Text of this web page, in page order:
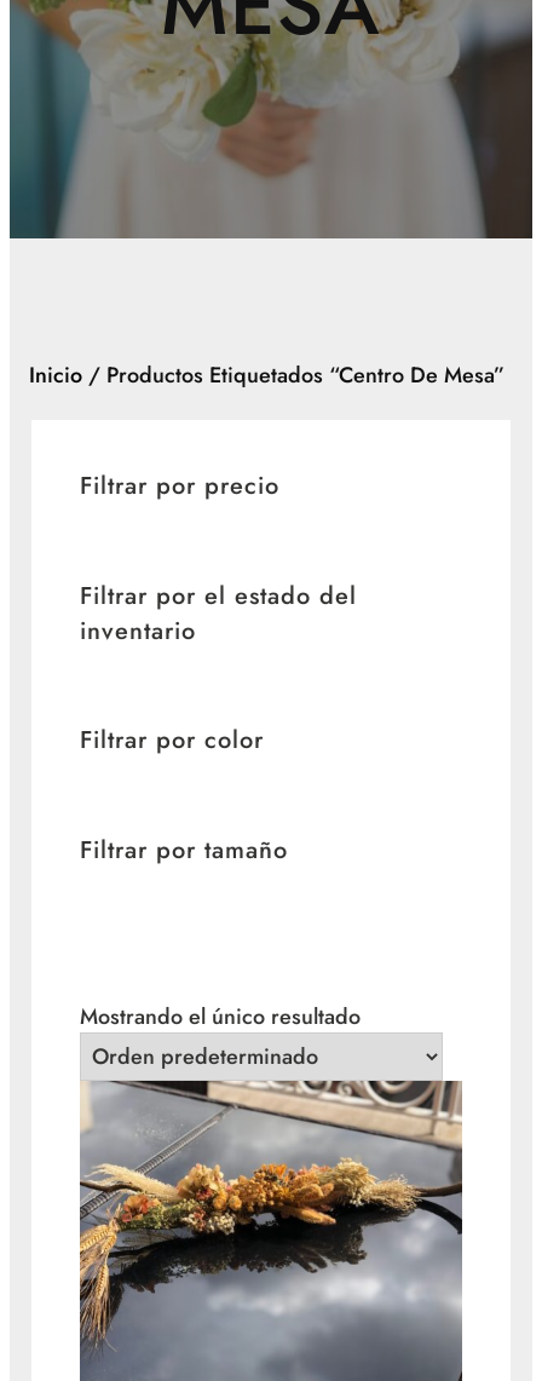
Inicio/ Productos Etiquetados “centro De Mesa”
Filtrar por precio
Filtrar por el estado del
inventario
Filtrar por color
Filtrar por tamaño
Mostrando el único resultado